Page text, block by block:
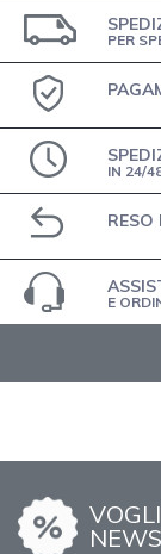
PER
IN 24/
RESO
E